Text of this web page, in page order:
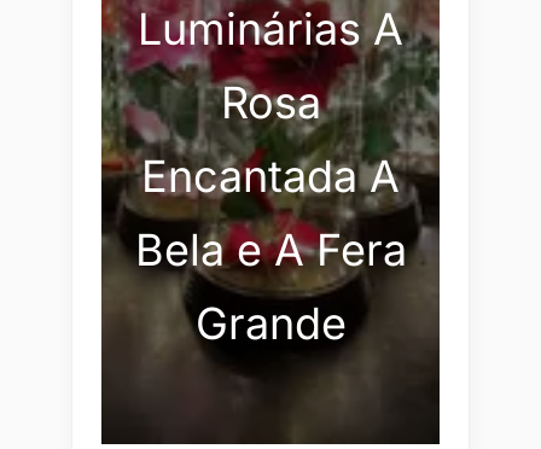
Luminárias A
Rosa
Encantada A
Bela e A Fera
Grande